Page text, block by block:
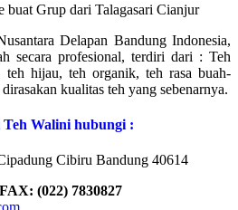
Delapan Bandung Indonesia,
secara profesional, terdiri dari : Teh
hijau, teh organik, teh rasa buah-
kualitas teh yang sebenarnya.
Walini hubungi :
Cibiru Bandung 40614
(022) 7830827